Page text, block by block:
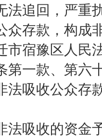
法追回，严重
众存款，构成
宿豫区人民
第一款、第六
吸收公众存
吸收的资金